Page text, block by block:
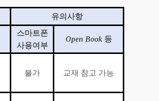
유의사항
스마트폰
사용여부
Open Book 등
불가 교재 참고 가능